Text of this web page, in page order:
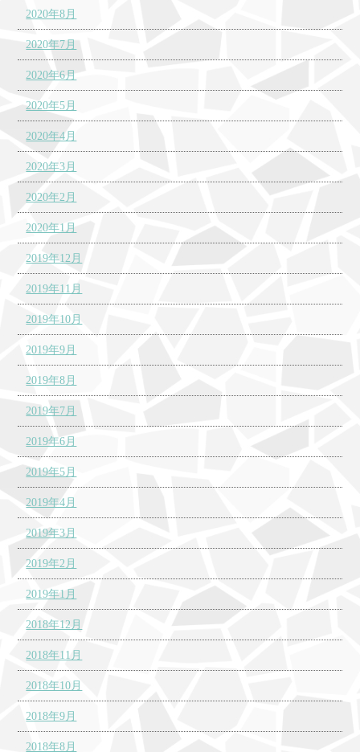
2020年8月
2020年7月
2020年6月
2020年5月
2020年4月
2020年3月
2020年2月
2020年1月
2019年12月
2019年11月
2019年10月
2019年9月
2019年8月
2019年7月
2019年6月
2019年5月
2019年4月
2019年3月
2019年2月
2019年1月
2018年12月
2018年11月
2018年10月
2018年9月
2018年8月